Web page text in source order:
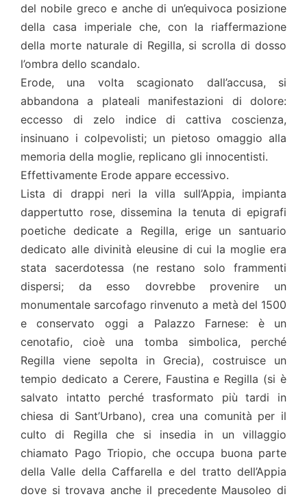
del nobile greco e anche di un’equivoca posizione
della casa imperiale che, con la riaffermazione
della morte naturale di Regilla, si scrolla di dosso
l’ombra dello scandalo.
Erode, una volta scagionato dall’accusa, si
abbandona a plateali manifestazioni di dolore:
eccesso di zelo indice di cattiva coscienza,
insinuano i colpevolisti; un pietoso omaggio alla
memoria della moglie, replicano gli innocentisti.
Effettivamente Erode appare eccessivo.
Lista di drappi neri la villa sull’Appia, impianta
dappertutto rose, dissemina la tenuta di epigrafi
poetiche dedicate a Regilla, erige un santuario
dedicato alle divinità eleusine di cui la moglie era
stata sacerdotessa (ne restano solo frammenti
dispersi; da esso dovrebbe provenire un
monumentale sarcofago rinvenuto a metà del 1500
e conservato oggi a Palazzo Farnese: è un
cenotafio, cioè una tomba simbolica, perché
Regilla viene sepolta in Grecia), costruisce un
tempio dedicato a Cerere, Faustina e Regilla (si è
salvato intatto perché trasformato più tardi in
chiesa di Sant’Urbano), crea una comunità per il
culto di Regilla che si insedia in un villaggio
chiamato Pago Triopio, che occupa buona parte
della Valle della Caffarella e del tratto dell’Appia
dove si trovava anche il precedente Mausoleo di